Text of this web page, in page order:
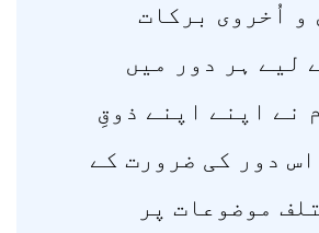
و اُخروی برکات
لیے ہر دور میں
نے اپنے اپنے ذوقِ
دور کی ضرورت کے
موضوعات پر